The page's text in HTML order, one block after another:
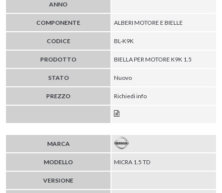
ANNO
COMPONENTE ALBERI MOTORE E BIELLE
CODICE BL-K9K
PRODOTTO BIELLA PER MOTORE K9K 1.5
STATO Nuovo
PREZZO Richiedi info
MARCA
MODELLO MICRA 1.5 TD
VERSIONE